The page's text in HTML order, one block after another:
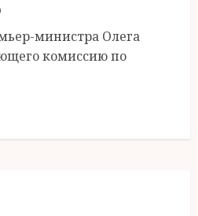
министра Олега
комиссию по